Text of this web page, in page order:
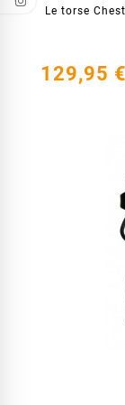
Le torse
129,95 €